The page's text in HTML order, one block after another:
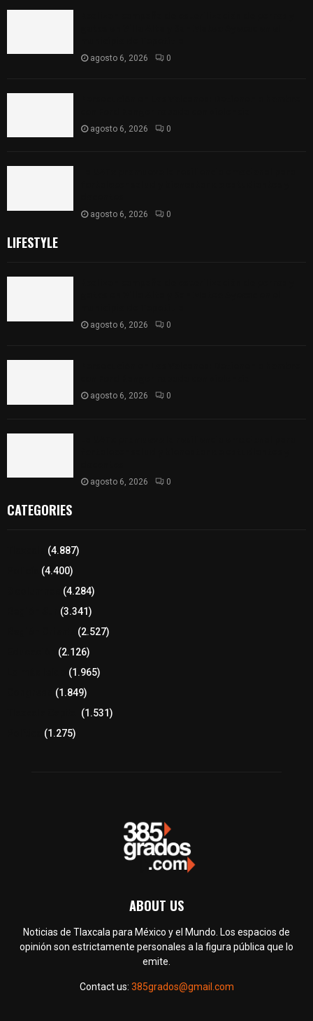
agosto 6, 2026 0
agosto 6, 2026 0
agosto 6, 2026 0
LIFESTYLE
agosto 6, 2026 0
agosto 6, 2026 0
agosto 6, 2026 0
CATEGORIES
(4.887)
(4.400)
(4.284)
(3.341)
(2.527)
(2.126)
(1.965)
(1.849)
(1.531)
(1.275)
ABOUT US
Noticias de Tlaxcala para México y el Mundo. Los espacios de
opinión son estrictamente personales a la figura pública que lo
emite.
Contact us: 385grados@gmail.com